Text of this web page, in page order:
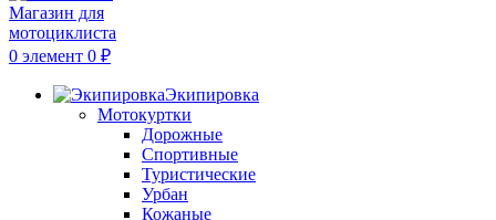
0 элемент 0 ₽
Экипировка
Мотокуртки
Дорожные
Спортивные
Туристические
Урбан
Кожаные